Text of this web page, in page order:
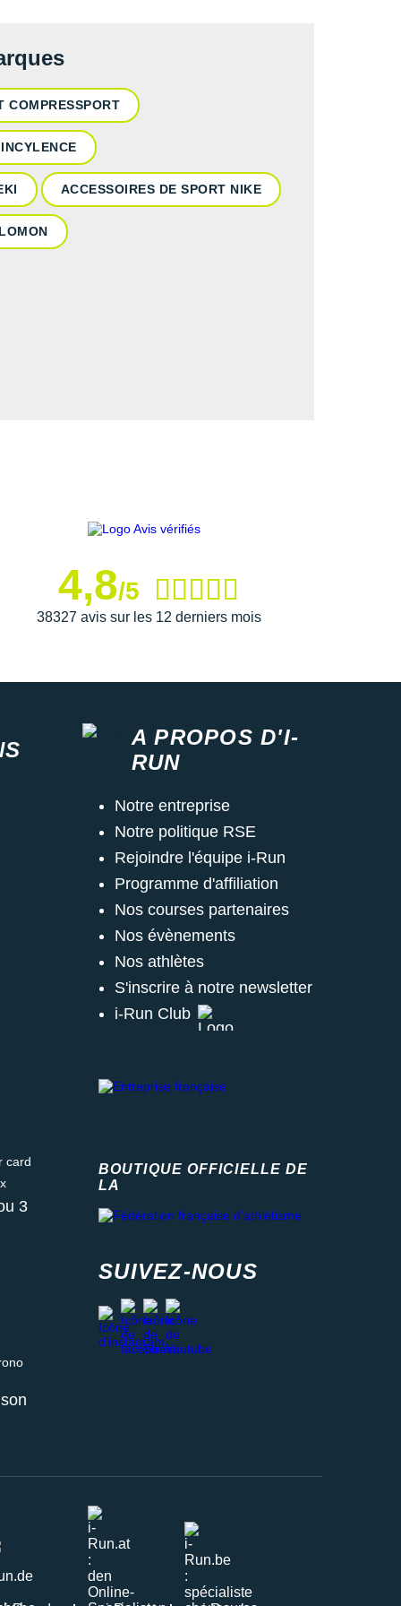
COMPRESSPORT
ACCESSOIRES DE SPORT NIKE
4,8/5
38327 avis sur les 12 derniers mois
3
relais ou retrait en magasin
A PROPOS D'I-
RUN
Notre entreprise
Notre politique RSE
Rejoindre l'équipe i-Run
Programme d'affiliation
Nos courses partenaires
Nos évènements
Nos athlètes
S'inscrire à notre newsletter
i-Run Club
BOUTIQUE OFFICIELLE DE
LA
SUIVEZ-NOUS
instagram
facebook
stravayoutube